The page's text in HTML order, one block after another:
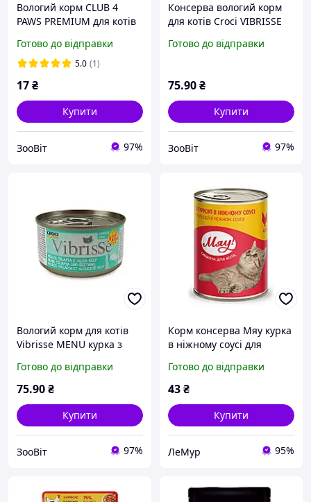
Вологий корм CLUB 4
PAWS PREMIUM для котів
Готово до відправки
5.0 (1)
17₴
Купити
ЗооВіт 97%
Конcерва вологий корм
для котів Croci VIBRISSE
гарбузовому соусі 70г
Готово до відправки
75.90₴
Купити
ЗооВіт 97%
Вологий корм для котів
Vibrisse MENU курка з
водоростей, 70 г
Готово до відправки
75.90₴
Купити
ЗооВіт 97%
Корм консерва Мяу курка
в ніжному соусі для
Готово до відправки
43₴
Купити
ЛеМур 95%